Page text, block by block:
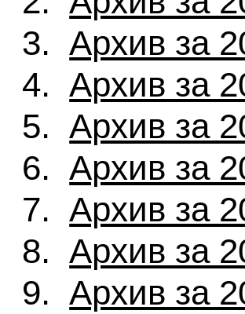
Архив за
Архив за
Архив за
Архив за
Архив за
Архив за
Архив за